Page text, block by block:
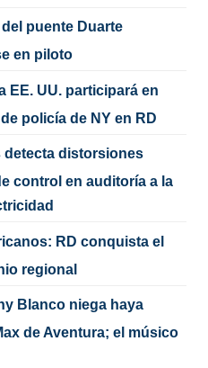
puente Duarte
en piloto
EE. UU. participará en
policía de NY en RD
detecta distorsiones
control en auditoría a la
RD conquista el
regional
Blanco niega haya
de Aventura; el músico